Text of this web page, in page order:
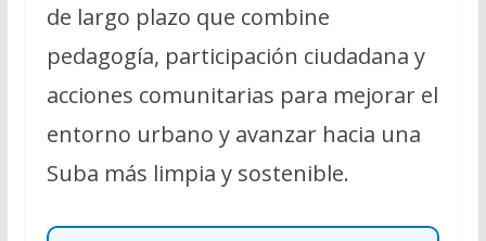
de largo plazo que combine
pedagogía, participación ciudadana y
acciones comunitarias para mejorar el
entorno urbano y avanzar hacia una
Suba más limpia y sostenible.